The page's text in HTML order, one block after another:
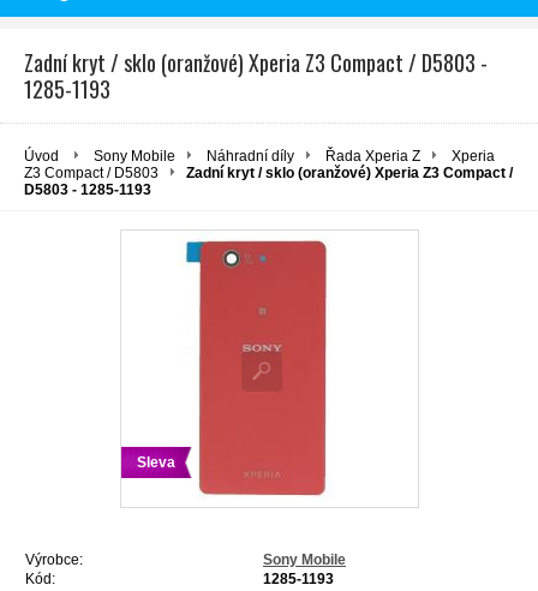
Zadní kryt / sklo (oranžové) Xperia Z3 Compact / D5803 -
1285-1193
Úvod Sony Mobile Náhradní díly Řada Xperia Z
Xperia
Z3 Compact / D5803
Zadní kryt / sklo (oranžové) Xperia Z3 Compact /
D5803 - 1285-1193
Sleva
Výrobce:
Sony Mobile
Kód:
1285-1193